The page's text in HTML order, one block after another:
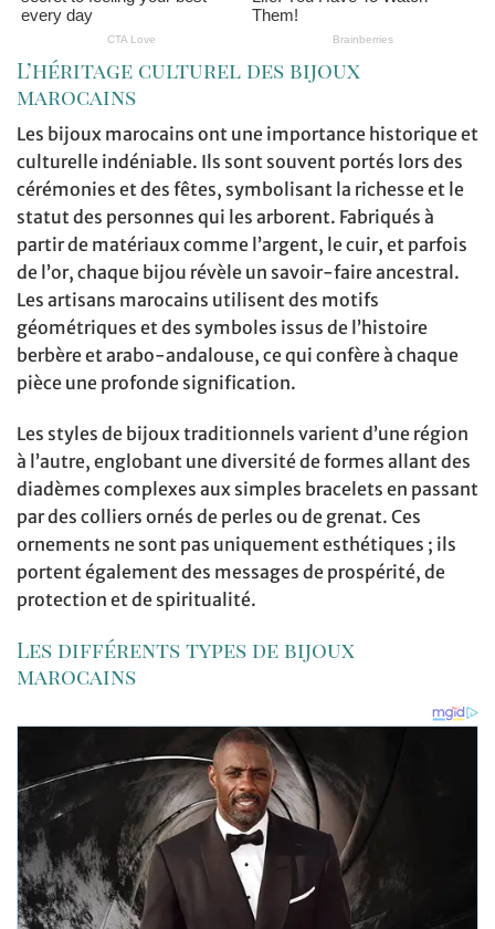
L’héritage culturel des bijoux
marocains
Les bijoux marocains ont une importance historique et
culturelle indéniable. Ils sont souvent portés lors des
cérémonies et des fêtes, symbolisant la richesse et le
statut des personnes qui les arborent. Fabriqués à
partir de matériaux comme l’argent, le cuir, et parfois
de l’or, chaque bijou révèle un savoir-faire ancestral.
Les artisans marocains utilisent des motifs
géométriques et des symboles issus de l’histoire
berbère et arabo-andalouse, ce qui confère à chaque
pièce une profonde signification.
Les styles de bijoux traditionnels varient d’une région
à l’autre, englobant une diversité de formes allant des
diadèmes complexes aux simples bracelets en passant
par des colliers ornés de perles ou de grenat. Ces
ornements ne sont pas uniquement esthétiques ; ils
portent également des messages de prospérité, de
protection et de spiritualité.
Les différents types de bijoux
marocains